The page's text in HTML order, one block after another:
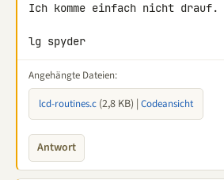
Ich komme einfach nicht drauf.
lg spyder
Angehängte Dateien:
lcd-routines.c (2,8 KB) | Codeansicht
Antwort